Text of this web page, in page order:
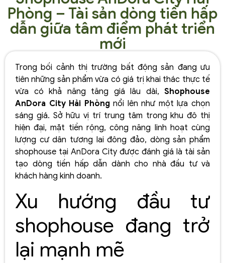
Phòng – Tài sản dòng tiền hấp
dẫn giữa tâm điểm phát triển
mới
Trong bối cảnh thị trường bất động sản đang ưu
tiên những sản phẩm vừa có giá trị khai thác thực tế
vừa có khả năng tăng giá lâu dài, Shophouse
AnDora City Hải Phòngnổi lên như một lựa chọn
sáng giá. Sở hữu vị trí trung tâm trong khu đô thị
hiện đại, mặt tiền rộng, công năng linh hoạt cùng
lượng cư dân tương lai đông đảo, dòng sản phẩm
shophouse tại AnDora City được đánh giá là tài sản
tạo dòng tiền hấp dẫn dành cho nhà đầu tư và
khách hàng kinh doanh.
Xu hướng đầu tư
shophouse đang trở
lại mạnh mẽ